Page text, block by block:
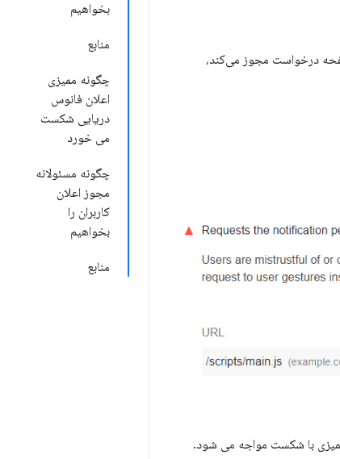
بخواهیم
منابع
چگونه ممیزی
اعلان فانوس
دریایی شکست
می خورد
چگونه مسئولانه
مجوز اعلان
کاربران را
بخواهیم
منابع
درخواست مجوز می‌کند،
ممیزی با شکست مواجه می شود.